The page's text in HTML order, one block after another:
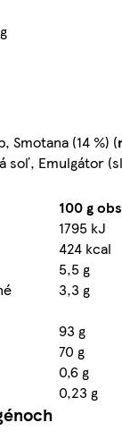
Smotana (14 %) (
soľ, Emulgátor
100 g
1795 kJ
424 kcal
5,5 g
3,3 g
93 g
70 g
0,6 g
0,23 g